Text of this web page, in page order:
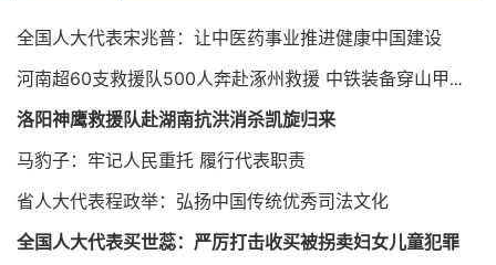
全国人大代表宋兆普：让中医药事业推进健康中国建设
河南超60支救援队500人奔赴涿州救援 中铁装备穿山甲救援队今日出发
洛阳神鹰救援队赴湖南抗洪消杀凯旋归来
马豹子：牢记人民重托 履行代表职责
省人大代表程政举：弘扬中国传统优秀司法文化
全国人大代表买世蕊：严厉打击收买被拐卖妇女儿童犯罪